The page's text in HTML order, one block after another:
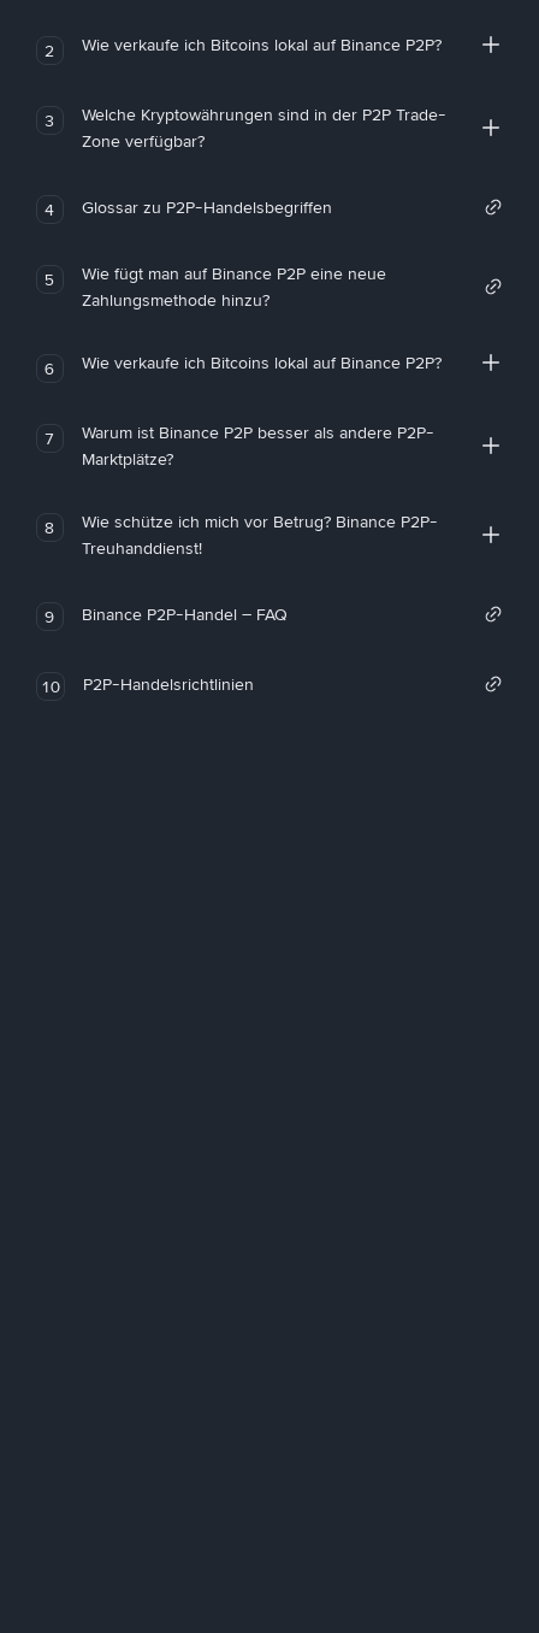
2 Wie verkaufe ich Bitcoins lokal auf Binance P2P?
3
Welche Kryptowährungen sind in der P2P Trade-
Zone verfügbar?
4 Glossar zu P2P-Handelsbegriffen
5
Wie fügt man auf Binance P2P eine neue
Zahlungsmethode hinzu?
6 Wie verkaufe ich Bitcoins lokal auf Binance P2P?
7
Warum ist Binance P2P besser als andere P2P-
Marktplätze?
8
Wie schütze ich mich vor Betrug? Binance P2P-
Treuhanddienst!
9 Binance P2P-Handel – FAQ
10 P2P-Handelsrichtlinien